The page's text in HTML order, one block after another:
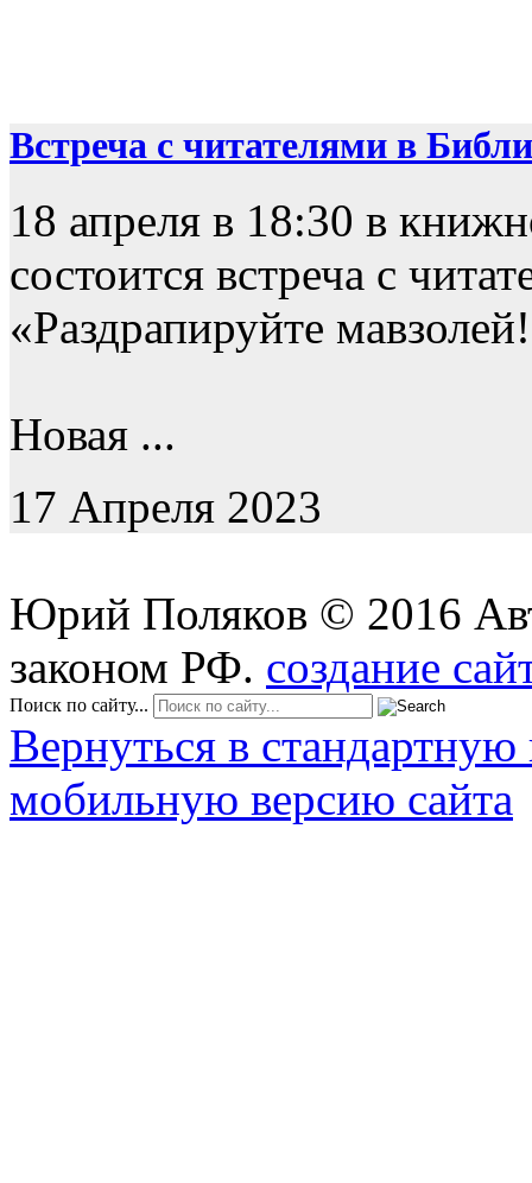
Встреча с читателями в
18 апреля в 18:30 в
состоится встреча с
«Раздрапируйте
Новая ...
17 Апреля 2023
Юрий Поляков © 2016
законом РФ. создание
Поиск по сайту...
Вернуться в стандартную
мобильную версию сайта